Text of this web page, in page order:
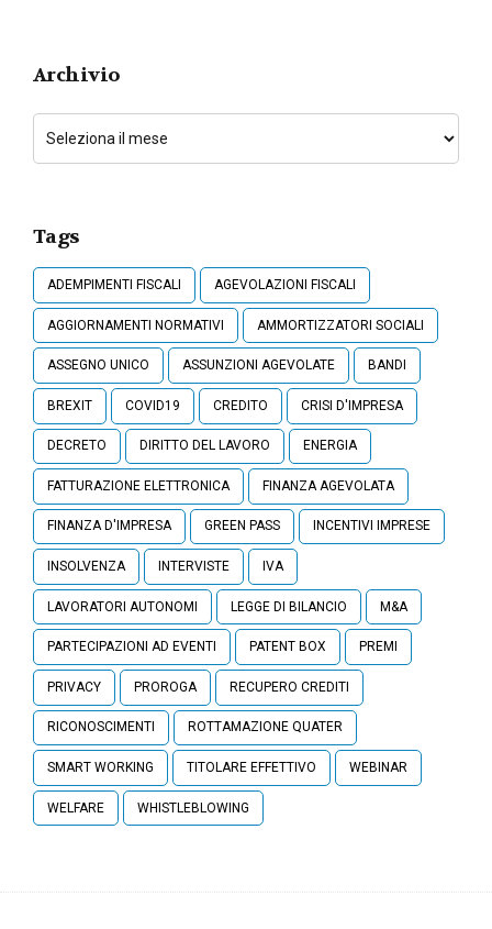
Archivio
Tags
ADEMPIMENTI FISCALI AGEVOLAZIONI FISCALI
AGGIORNAMENTI NORMATIVI AMMORTIZZATORI SOCIALI
ASSEGNO UNICO ASSUNZIONI AGEVOLATE BANDI
BREXIT COVID19 CREDITO CRISI D'IMPRESA
DECRETO DIRITTO DEL LAVORO ENERGIA
FATTURAZIONE ELETTRONICA FINANZA AGEVOLATA
FINANZA D'IMPRESA GREEN PASS INCENTIVI IMPRESE
INSOLVENZA INTERVISTE IVA
LAVORATORI AUTONOMI LEGGE DI BILANCIO M&A
PARTECIPAZIONI AD EVENTI PATENT BOX PREMI
PRIVACY PROROGA RECUPERO CREDITI
RICONOSCIMENTI ROTTAMAZIONE QUATER
SMART WORKING TITOLARE EFFETTIVO WEBINAR
WELFARE WHISTLEBLOWING